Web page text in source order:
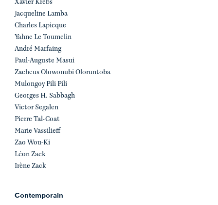
Xavier Krebs
Jacqueline Lamba
Charles Lapicque
Yahne Le Toumelin
André Marfaing
Paul-Auguste Masui
Zacheus Olowonubi Oloruntoba
Mulongoy Pili Pili
Georges H. Sabbagh
Victor Segalen
Pierre Tal-Coat
Marie Vassilieff
Zao Wou-Ki
Léon Zack
Irène Zack
Contemporain